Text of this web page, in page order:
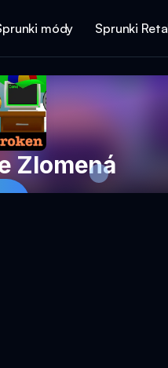
módy Sprunki
Zlomená